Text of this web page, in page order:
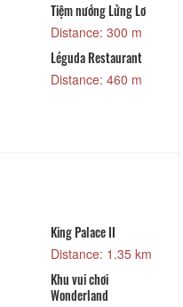
Tiệm nướng Lửng Lơ
Distance: 300 m
Léguda Restaurant
Distance: 460 m
King Palace II
Distance: 1.35 km
Khu vui chơi
Wonderland